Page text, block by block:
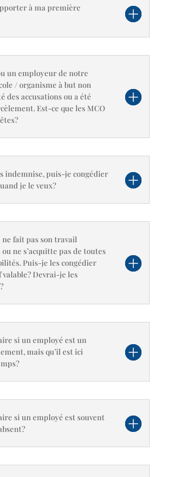
à ma première
un employeur de notre
/ organisme à but non
des accusations ou a été
Est-ce que les MCO
indemnise, puis-je congédier
je le veux?
fait pas son travail
ne s’acquitte pas de toutes
Puis-je les congédier
Devrai-je les
si un employé est un
mais qu’il est ici
si un employé est souvent